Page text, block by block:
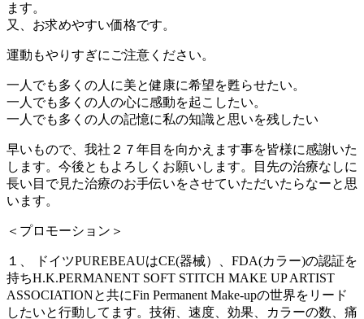
ます。
又、お求めやすい価格です。
運動もやりすぎにご注意ください。
一人でも多くの人に美と健康に希望を甦らせたい。
一人でも多くの人の心に感動を起こしたい。
一人でも多くの人の記憶に私の知識と思いを残したい
早いもので、我社２７年目を向かえます事を皆様に感謝いた
します。今後ともよろしくお願いします。目先の治療なしに
長い目で見た治療のお手伝いをさせていただいたらなーと思
います。
＜プロモーション＞
１、 ドイツPUREBEAUはCE(器械）、FDA(カラー)の認証を
持ちH.K.PERMANENT SOFT STITCH MAKE UP ARTIST
ASSOCIATIONと共にFin Permanent Make-upの世界をリード
したいと行動してます。技術、速度、効果、カラーの数、痛